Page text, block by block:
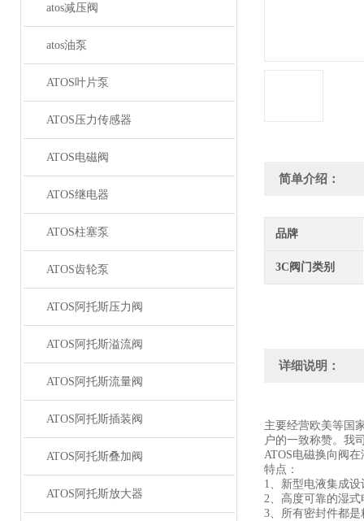
atos减压阀
atos油泵
ATOS叶片泵
ATOS压力传感器
ATOS电磁阀
ATOS继电器
ATOS柱塞泵
ATOS齿轮泵
ATOS阿托斯压力阀
ATOS阿托斯溢流阀
ATOS阿托斯流量阀
ATOS阿托斯插装阀
ATOS阿托斯叠加阀
ATOS阿托斯放大器
简单介绍：
品牌
3C阀门类别
详细说明：
主要经营欧美等国
户的一致称赞。我
ATOS电磁换向阀
特点：
1、新型电液集成
2、高度可靠的湿
3、所有密封件都